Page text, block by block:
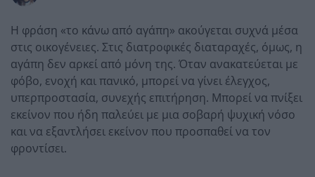
Η φράση «το κάνω από αγάπη» ακούγεται συχνά μέσα
στις οικογένειες. Στις διατροφικές διαταραχές, όμως, η
αγάπη δεν αρκεί από μόνη της. Όταν ανακατεύεται με
φόβο, ενοχή και πανικό, μπορεί να γίνει έλεγχος,
υπερπροστασία, συνεχής επιτήρηση. Μπορεί να πνίξει
εκείνον που ήδη παλεύει με μια σοβαρή ψυχική νόσο
και να εξαντλήσει εκείνον που προσπαθεί να τον
φροντίσει.